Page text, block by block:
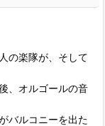
の楽隊が、そして
、オルゴールの音
バルコニーを出た